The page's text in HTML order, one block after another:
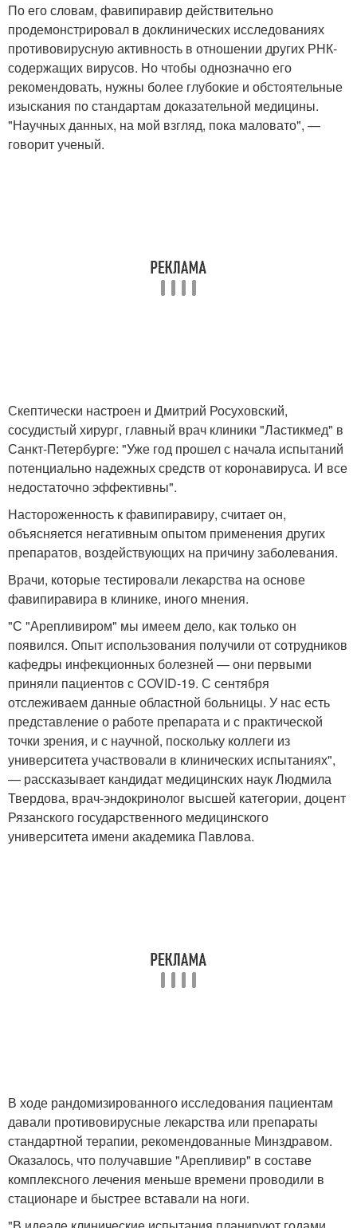
По его словам, фавипиравир действительно
продемонстрировал в доклинических исследованиях
противовирусную активность в отношении других РНК-
содержащих вирусов. Но чтобы однозначно его
рекомендовать, нужны более глубокие и обстоятельные
изыскания по стандартам доказательной медицины.
"Научных данных, на мой взгляд, пока маловато", —
говорит ученый.
Скептически настроен и Дмитрий Росуховский,
сосудистый хирург, главный врач клиники "Ластикмед" в
Санкт-Петербурге: "Уже год прошел с начала испытаний
потенциально надежных средств от коронавируса. И все
недостаточно эффективны".
Настороженность к фавипиравиру, считает он,
объясняется негативным опытом применения других
препаратов, воздействующих на причину заболевания.
Врачи, которые тестировали лекарства на основе
фавипиравира в клинике, иного мнения.
"С "Арепливиром" мы имеем дело, как только он
появился. Опыт использования получили от сотрудников
кафедры инфекционных болезней — они первыми
приняли пациентов с COVID-19. С сентября
отслеживаем данные областной больницы. У нас есть
представление о работе препарата и с практической
точки зрения, и с научной, поскольку коллеги из
университета участвовали в клинических испытаниях",
— рассказывает кандидат медицинских наук Людмила
Твердова, врач-эндокринолог высшей категории, доцент
Рязанского государственного медицинского
университета имени академика Павлова.
В ходе рандомизированного исследования пациентам
давали противовирусные лекарства или препараты
стандартной терапии, рекомендованные Минздравом.
Оказалось, что получавшие "Арепливир" в составе
комплексного лечения меньше времени проводили в
стационаре и быстрее вставали на ноги.